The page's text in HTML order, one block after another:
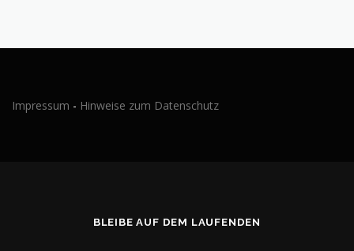
Impressum - Hinweise zum Datenschutz
BLEIBE AUF DEM LAUFENDEN